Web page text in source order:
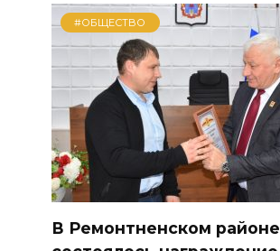
#ОБЩЕСТВО
В Ремонтненском районе